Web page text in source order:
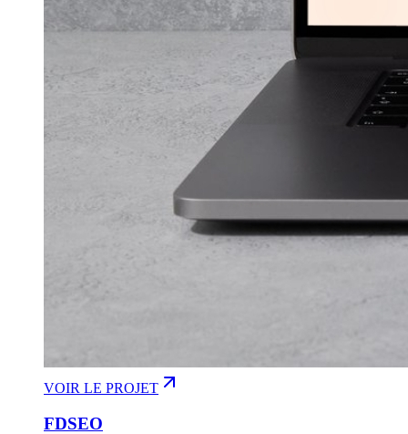
VOIR LE PROJET
FDSEO